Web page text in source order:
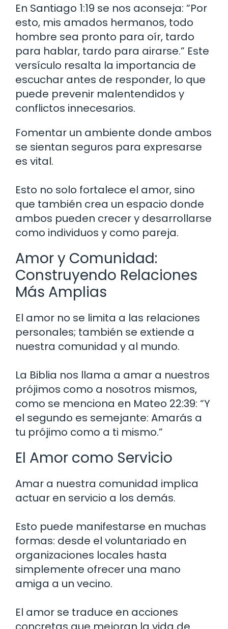
En Santiago 1:19 se nos aconseja: “Por
esto, mis amados hermanos, todo
hombre sea pronto para oír, tardo
para hablar, tardo para airarse.” Este
versículo resalta la importancia de
escuchar antes de responder, lo que
puede prevenir malentendidos y
conflictos innecesarios.
Fomentar un ambiente donde ambos
se sientan seguros para expresarse
es vital.
Esto no solo fortalece el amor, sino
que también crea un espacio donde
ambos pueden crecer y desarrollarse
como individuos y como pareja.
Amor y Comunidad:
Construyendo Relaciones
Más Amplias
El amor no se limita a las relaciones
personales; también se extiende a
nuestra comunidad y al mundo.
La Biblia nos llama a amar a nuestros
prójimos como a nosotros mismos,
como se menciona en Mateo 22:39: “Y
el segundo es semejante: Amarás a
tu prójimo como a ti mismo.”
El Amor como Servicio
Amar a nuestra comunidad implica
actuar en servicio a los demás.
Esto puede manifestarse en muchas
formas: desde el voluntariado en
organizaciones locales hasta
simplemente ofrecer una mano
amiga a un vecino.
El amor se traduce en acciones